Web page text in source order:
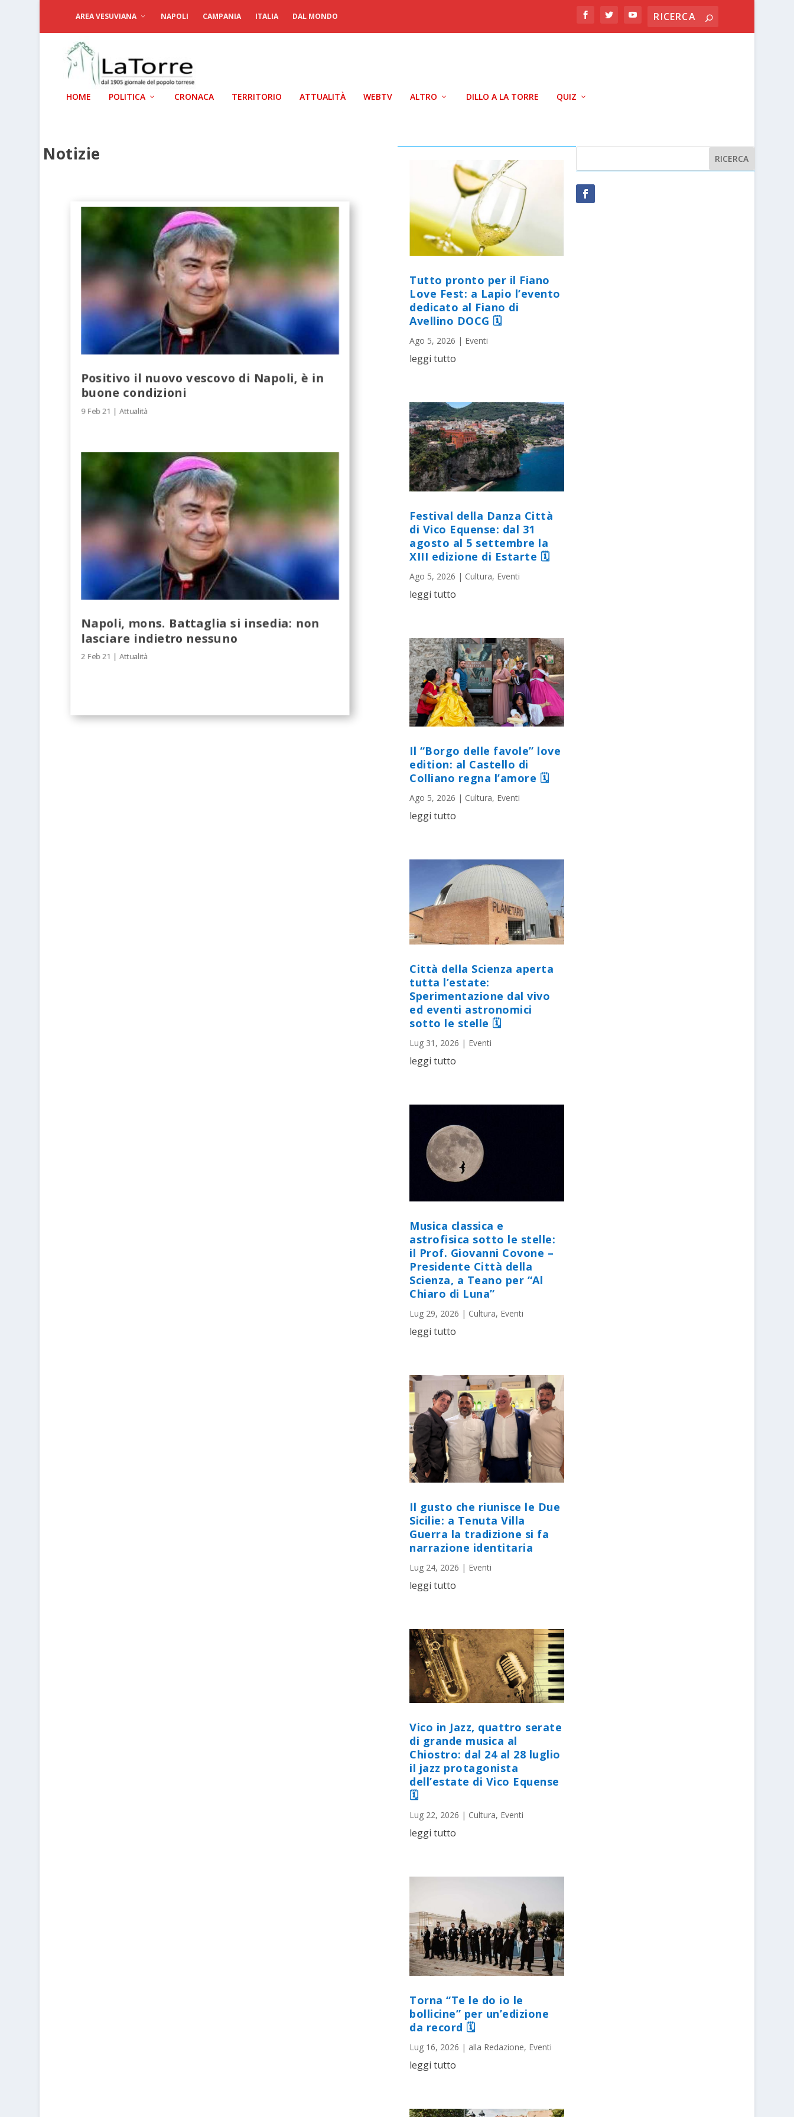
AREA VESUVIANA NAPOLI CAMPANIA ITALIA DAL MONDO
HOME POLITICA CRONACA TERRITORIO ATTUALITÀ WEBTV ALTRO DILLO A LA TORRE QUIZ
Notizie
Positivo il nuovo vescovo di Napoli, è in
buone condizioni
9 Feb 21 |Attualità
Napoli, mons. Battaglia si insedia: non
lasciare indietro nessuno
2 Feb 21 |Attualità
Tutto pronto per il Fiano
Love Fest: a Lapio l’evento
dedicato al Fiano di
Avellino DOCG 🗓
Ago 5, 2026 | Eventi
leggi tutto
Festival della Danza Città
di Vico Equense: dal 31
agosto al 5 settembre la
XIII edizione di Estarte 🗓
Ago 5, 2026 | Cultura, Eventi
leggi tutto
Il “Borgo delle favole” love
edition: al Castello di
Colliano regna l’amore 🗓
Ago 5, 2026 | Cultura, Eventi
leggi tutto
Città della Scienza aperta
tutta l’estate:
Sperimentazione dal vivo
ed eventi astronomici
sotto le stelle 🗓
Lug 31, 2026 | Eventi
leggi tutto
Musica classica e
astrofisica sotto le stelle:
il Prof. Giovanni Covone –
Presidente Città della
Scienza, a Teano per “Al
Chiaro di Luna”
Lug 29, 2026 | Cultura, Eventi
leggi tutto
Il gusto che riunisce le Due
Sicilie: a Tenuta Villa
Guerra la tradizione si fa
narrazione identitaria
Lug 24, 2026 | Eventi
leggi tutto
Vico in Jazz, quattro serate
di grande musica al
Chiostro: dal 24 al 28 luglio
il jazz protagonista
dell’estate di Vico Equense
🗓
Lug 22, 2026 | Cultura, Eventi
leggi tutto
Torna “Te le do io le
bollicine” per un’edizione
da record 🗓
Lug 16, 2026 | alla Redazione, Eventi
leggi tutto